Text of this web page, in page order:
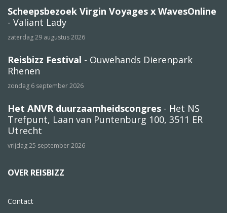
Scheepsbezoek Virgin Voyages x WavesOnline
- Valiant Lady
zaterdag 29 augustus 2026
Reisbizz Festival - Ouwehands Dierenpark
Rhenen
zondag 6 september 2026
Het ANVR duurzaamheidscongres - Het NS
Trefpunt, Laan van Puntenburg 100, 3511 ER
Utrecht
vrijdag 25 september 2026
OVER REISBIZZ
Contact